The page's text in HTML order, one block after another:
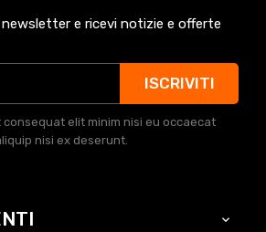
e ricevi notizie e offerte
ISCRIVITI
consequat elit minim nisi eu occaecat
nisi ex deserunt.
